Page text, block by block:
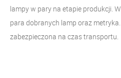
lampy w pary na etapie produkcji.
para dobranych lamp oraz
zabezpieczona na czas transportu.